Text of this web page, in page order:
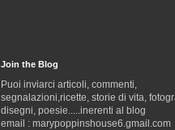
Join the Blog
Puoi inviarci articoli, commenti,
segnalazioni,ricette, storie di vita,
disegni, poesie.....inerenti al blog
email : marypoppinshouse6.gmail.com